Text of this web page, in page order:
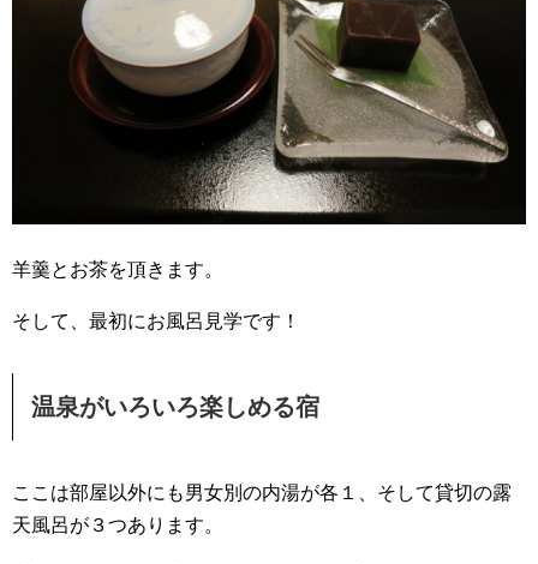
羊羹とお茶を頂きます。
そして、最初にお風呂見学です！
温泉がいろいろ楽しめる宿
ここは部屋以外にも男女別の内湯が各１、そして貸切の露
天風呂が３つあります。